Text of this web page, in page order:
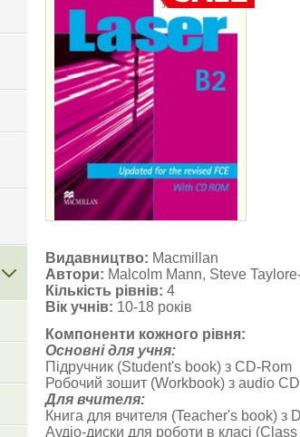
LASER B2
Видавництво: Macmillan
Автори: Malcolm Mann, Steve
Кількість рівнів: 4
Вік учнів: 10-18 років
Компоненти кожного рівня:
Основні для учня:
Підручник (Student's book) з CD-Rom
Робочий зошит (Workbook) з audio
Для вчителя:
Книга для вчителя (Teacher's book) з
Аудіо-диски для роботи в класі